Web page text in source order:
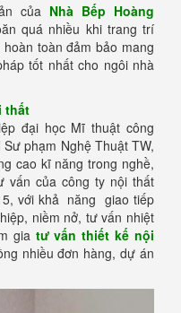
của Nhà Bếp Hoàng
quá nhiều khi trang trí
toàn đảm bảo mang
tốt nhất cho ngôi nhà
thất
đại học Mĩ thuật công
phạm Nghệ Thuật TW,
cao kĩ năng trong nghề,
vấn của công ty nội thất
với khả năng giao tiếp
niềm nở, tư vấn nhiệt
gia tư vấn thiết kế nội
nhiều đơn hàng, dự án